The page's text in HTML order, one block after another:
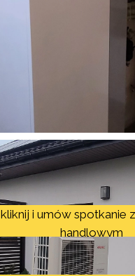
kliknij i umów spotkanie
handlowym